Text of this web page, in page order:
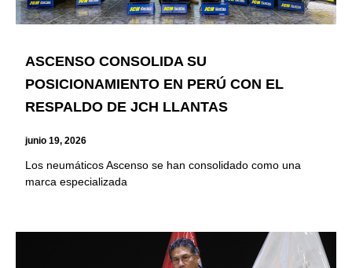
ASCENSO CONSOLIDA SU
POSICIONAMIENTO EN PERÚ CON EL
RESPALDO DE JCH LLANTAS
junio 19, 2026
Los neumáticos Ascenso se han consolidado como una
marca especializada